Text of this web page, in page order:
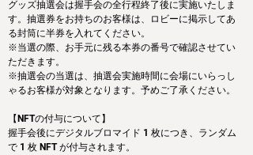
グッズ抽選会は握手会の全行程終了後に実施いたしま
す。抽選券をお持ちのお客様は、ロビーに掲示してあ
る封筒に半券を入れてください。
※当選の際、お手元に残る本券の番号で確認させてい
ただきます。
※抽選会の当選は、抽選会実施時間に会場にいらっし
ゃるお客様が対象となります。予めご了承ください。
【NFTの付与について】
握手会後にデジタルブロマイド 1 枚につき、ランダム
で 1 枚 NFT が付与されます。